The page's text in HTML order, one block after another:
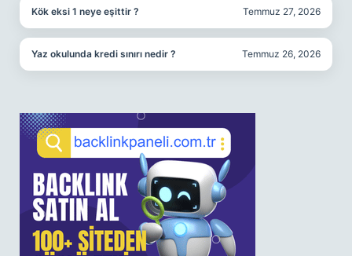
Kök eksi 1 neye eşittir ? Temmuz 27, 2026
Yaz okulunda kredi sınırı nedir ? Temmuz 26, 2026